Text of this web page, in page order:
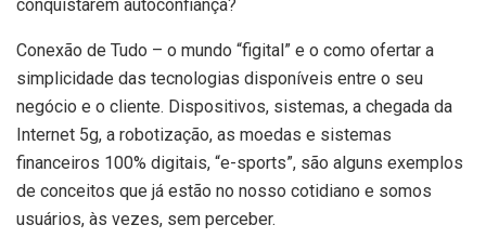
conquistarem autoconfiança?
Conexão de Tudo – o mundo “figital” e o como ofertar a
simplicidade das tecnologias disponíveis entre o seu
negócio e o cliente. Dispositivos, sistemas, a chegada da
Internet 5g, a robotização, as moedas e sistemas
financeiros 100% digitais, “e-sports”, são alguns exemplos
de conceitos que já estão no nosso cotidiano e somos
usuários, às vezes, sem perceber.